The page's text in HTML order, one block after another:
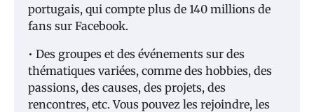
portugais, qui compte plus de 140 millions de
fans sur Facebook.
• Des groupes et des événements sur des
thématiques variées, comme des hobbies, des
passions, des causes, des projets, des
rencontres, etc. Vous pouvez les rejoindre, les